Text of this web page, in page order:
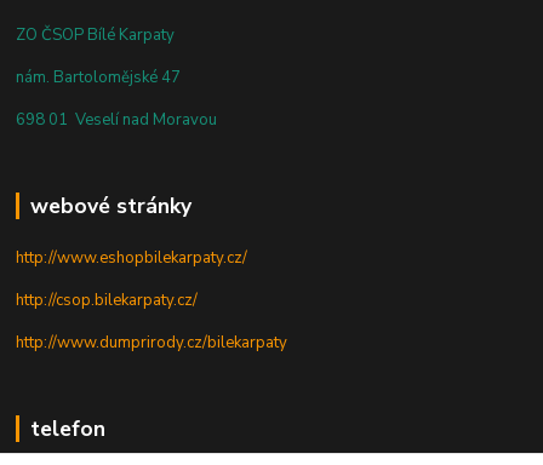
ZO ČSOP Bílé Karpaty
nám. Bartolomějské 47
698 01 Veselí nad Moravou
webové stránky
http://www.eshopbilekarpaty.cz/
http://csop.bilekarpaty.cz/
http://www.dumprirody.cz/bilekarpaty
telefon